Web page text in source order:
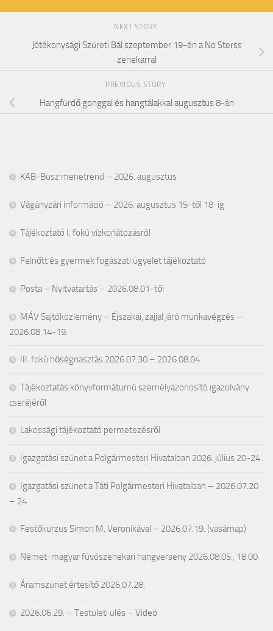
NEXT STORY
Jótékonysági Szüreti Bál szeptember 19-én a No Sterss
zenekarral
PREVIOUS STORY
Hangfürdő gonggal és hangtálakkal augusztus 8-án
KAB-Busz menetrend – 2026. augusztus
Vágányzári információ – 2026. augusztus 15-től 18-ig
Tájékoztató I. fokú vízkorlátozásról
Felnőtt és gyermek fogászati ügyelet tájékoztató
Posta – Nyitvatartás – 2026.08.01-től
MÁV Sajtóközlemény – Éjszakai, zajjal járó munkavégzés –
2026.08.14-19.
III. fokú hőségriasztás 2026.07.30 – 2026.08.04.
Tájékoztatás könyvformátumú személyazonosító igazolvány
cseréjéről
Lakossági tájékoztató permetezésről
Igazgatási szünet a Polgármesteri Hivatalban 2026. július 20-24.
Igazgatási szünet a Táti Polgármesteri Hivatalban – 2026.07.20
– 24.
Festőkurzus Simon M. Veronikával – 2026.07.19. (vasárnap)
Német-magyar fúvószenekari hangverseny 2026.08.05., 18.00
Áramszünet értesítő 2026.07.28.
2026.06.29. – Testületi ülés – Videó